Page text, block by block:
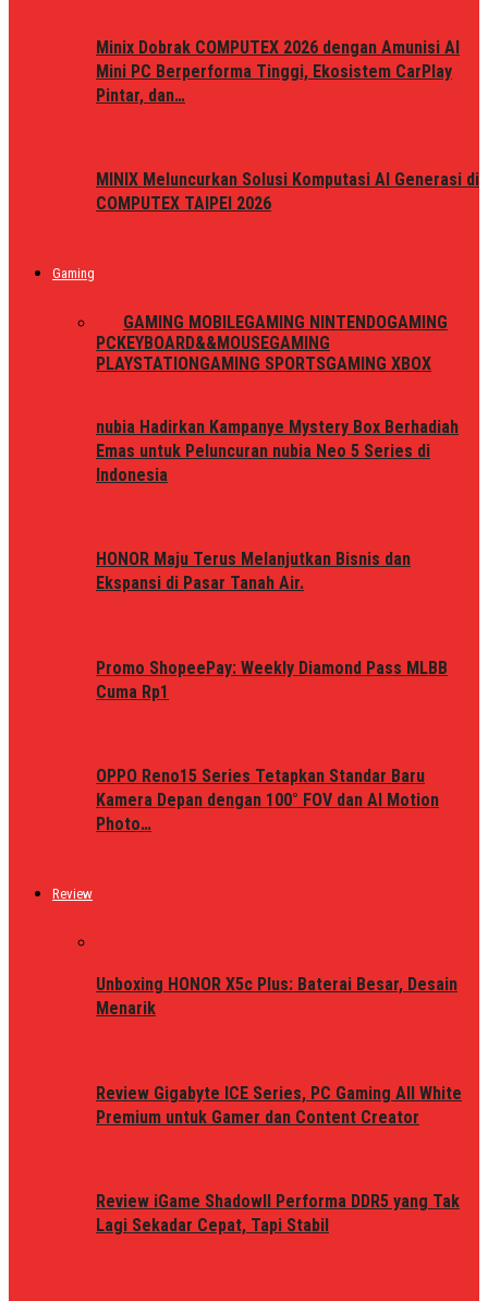
Minix Dobrak COMPUTEX 2026 dengan Amunisi AI
Mini PC Berperforma Tinggi, Ekosistem CarPlay
Pintar, dan…
MINIX Meluncurkan Solusi Komputasi AI Generasi di
COMPUTEX TAIPEI 2026
Gaming
GAMING MOBILEGAMING NINTENDOGAMING
PCKEYBOARD&&MOUSEGAMING
PLAYSTATIONGAMING SPORTSGAMING XBOX
nubia Hadirkan Kampanye Mystery Box Berhadiah
Emas untuk Peluncuran nubia Neo 5 Series di
Indonesia
HONOR Maju Terus Melanjutkan Bisnis dan
Ekspansi di Pasar Tanah Air.
Promo ShopeePay: Weekly Diamond Pass MLBB
Cuma Rp1
OPPO Reno15 Series Tetapkan Standar Baru
Kamera Depan dengan 100° FOV dan AI Motion
Photo…
Review
Unboxing HONOR X5c Plus: Baterai Besar, Desain
Menarik
Review Gigabyte ICE Series, PC Gaming All White
Premium untuk Gamer dan Content Creator
Review iGame ShadowII Performa DDR5 yang Tak
Lagi Sekadar Cepat, Tapi Stabil